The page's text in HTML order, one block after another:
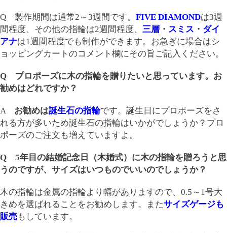
Q 製作期間は通常2～3週間です。 FIVE DIAMONDは3週
間程度、その他の指輪は2週間程度、 三層 ・ スミス ・ ダイ
アナは1週間程度でも制作ができます。お急ぎに場合はシ
ョッピングカートのコメント欄にその旨ご記入ください。
Q プロポーズに木の指輪を贈りたいと思っています。お
勧めはどれですか？
A お勧めは誕生石の指輪です。誕生日にプロポーズをさ
れる方が多いため誕生石の指輪はいかがでしょうか？プロ
ポーズのご注文も増えていますよ。
Q 5年目の結婚記念日（木婚式）に木の指輪を贈ろうと思
うのですが、サイズはいつものでいいのでしょうか？
木の指輪は金属の指輪より幅がありますので、0.5～1号大
きめを選ばれることをお勧めします。またサイズゲージも
販売もしています。